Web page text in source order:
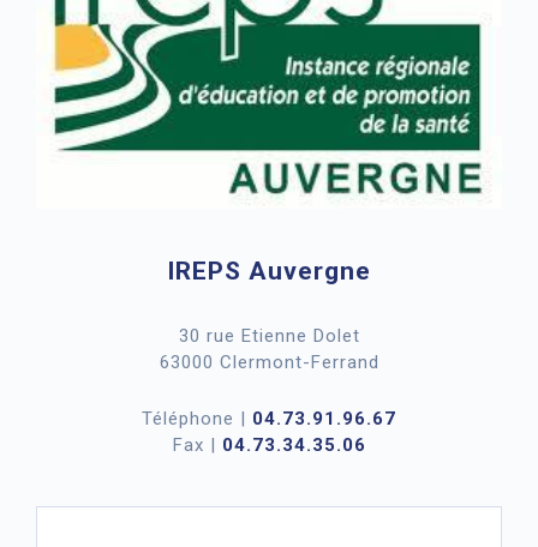
IREPS Auvergne
30 rue Etienne Dolet
63000 Clermont-Ferrand
Téléphone | 04.73.91.96.67
Fax | 04.73.34.35.06